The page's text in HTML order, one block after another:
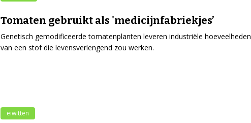
Tomaten gebruikt als 'medicijnfabriekjes’
Genetisch gemodificeerde tomatenplanten leveren industriële hoeveelheden
van een stof die levensverlengend zou werken.
eiwitten